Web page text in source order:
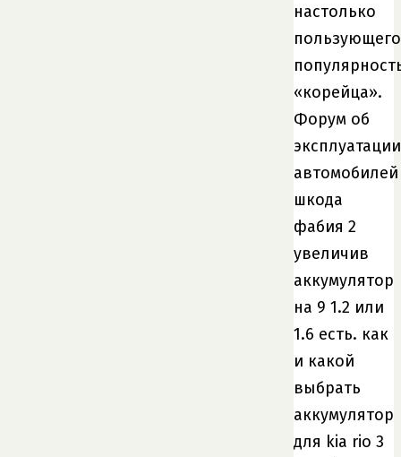
настолько
«корейца».
Форум об
эксплуатации
автомобилей
шкода
фабия 2
увеличив
аккумулятор
на 9 1.2 или
1.6 есть. как
и какой
выбрать
аккумулятор
для kia rio 3